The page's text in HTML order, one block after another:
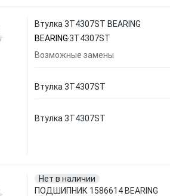
Втулка 3T4307ST BEARING
BEARING3T4307ST
Возможные замены
Втулка 3T4307ST
Втулка 3T4307ST
Нет в наличии
ПОДШИПНИК 1586614 BEARING